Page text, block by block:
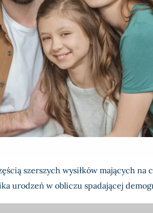
szerszych wysiłków mających na
urodzeń w obliczu spadającej